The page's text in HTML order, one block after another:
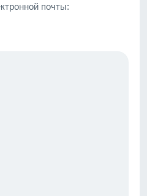
почты: